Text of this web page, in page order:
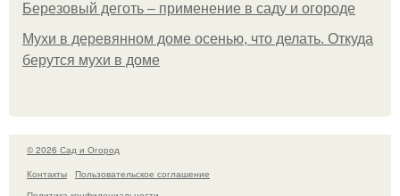
Березовый деготь – применение в саду и огороде
Мухи в деревянном доме осенью, что делать. Откуда
берутся мухи в доме
© 2026 Сад и Огород
Контакты
Пользовательское соглашение